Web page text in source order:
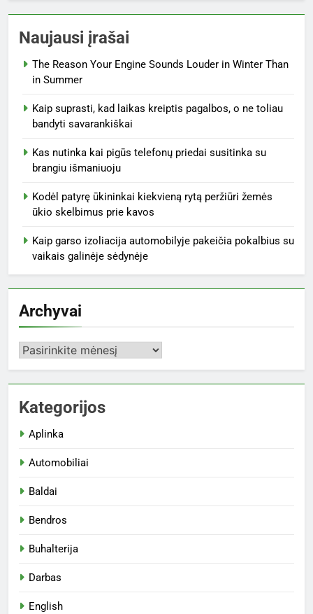
Naujausi įrašai
The Reason Your Engine Sounds Louder in Winter Than
in Summer
Kaip suprasti, kad laikas kreiptis pagalbos, o ne toliau
bandyti savarankiškai
Kas nutinka kai pigūs telefonų priedai susitinka su
brangiu išmaniuoju
Kodėl patyrę ūkininkai kiekvieną rytą peržiūri žemės
ūkio skelbimus prie kavos
Kaip garso izoliacija automobilyje pakeičia pokalbius su
vaikais galinėje sėdynėje
Archyvai
Archyvai
Kategorijos
Aplinka
Automobiliai
Baldai
Bendros
Buhalterija
Darbas
English